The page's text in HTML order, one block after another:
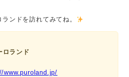
ンドを訪れてみてね。
ロランド
www.puroland.jp/